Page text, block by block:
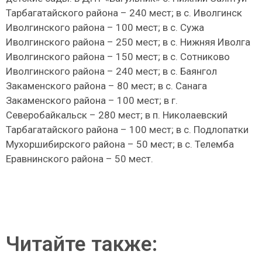
Тарбагатайского района – 240 мест; в с. Иволгинск
Иволгинского района – 100 мест; в с. Сужа
Иволгинского района – 250 мест; в с. Нижняя Иволга
Иволгинского района – 150 мест; в с. Сотниково
Иволгинского района – 240 мест; в с. Баянгол
Закаменского района – 80 мест; в с. Санага
Закаменского района – 100 мест; в г.
Северобайкальск – 280 мест; в п. Николаевский
Тарбагатайского района – 100 мест; в с. Подлопатки
Мухоршибирского района – 50 мест; в с. Телемба
Еравнинского района – 50 мест.
Читайте также: